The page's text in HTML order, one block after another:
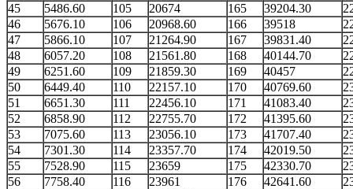
45
5486.60 105 20674 165 39204.30
46
5676.10 106 20968.60 166 39518
47
5866.10 107 21264.90 167 39831.40
48
6057.20 108 21561.80 168 40144.70
49
6251.60 109 21859.30 169 40457
50
6449.40 110 22157.10 170 40769.60
51
6651.30 111 22456.10 171 41083.40
52
6858.90 112 22755.70 172 41395.60
53
7075.60 113 23056.10 173 41707.40
54
7301.30 114 23357.70 174 42019.50
55
7528.90 115 23659 175 42330.70
56
7758.40 116 23961 176 42641.60